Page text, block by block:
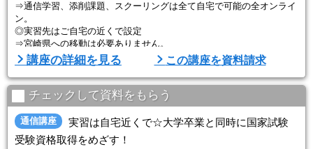
⇒通信学習、添削課題、スクーリングは全て自宅で可能の全オンライ
ン。
◎実習先はご自宅の近くで設定
⇒宮崎県への移動は必要ありません。
「福祉学」とそれに深く関連する「心理学」を同時に学ぶことがで
き、みなさんのスタイルに合わせて専門的な学習ができる環境を用意
しています。
科目ごとに、テキスト科目、メディア科目、スクーリング科目をご用
意。
1科目を2～3日間で修得できる、短期集中型の学習です。
講座の詳細を見る この講座を資料請求
チェックして資料をもらう
通信講座
実習は自宅近くで☆大学卒業と同時に国家試験
受験資格取得をめざす！